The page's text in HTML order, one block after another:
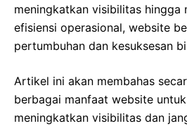
meningkatkan visibilitas hingga
efisiensi operasional, website
pertumbuhan dan kesuksesan
Artikel ini akan membahas
berbagai manfaat website
meningkatkan visibilitas dan